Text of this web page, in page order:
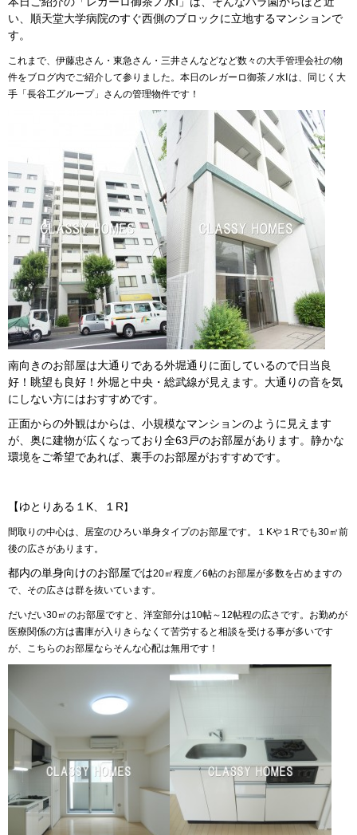
い、順天堂大学病院のすぐ西側のブロックに立地するマンションで
す。
これまで、伊藤忠さん・東急さん・三井さんなどなど数々の大手管理会社の物
件をブログ内でご紹介して参りました。本日のレガーロ御茶ノ水Ⅰ は、同じく大
手「長谷工グループ」さんの管理物件です！
南向きのお部屋は大通りである外堀通りに面しているので日当良
好！眺望も良好！外堀と中央・総武線が見えます。大通りの音を気
にしない方にはおすすめです。
正面からの外観はからは、小規模なマンションのように見えます
が、奥に建物が広くなっており全63戸のお部屋があります。静かな
環境をご希望であれば、裏手のお部屋がおすすめです。
【ゆとりある１K、１R 】
間取りの中心は、居室のひろい単身タイプのお部屋です。１Kや１Rでも30㎡前
後の広さがあります。
都内の単身向けのお部屋では20㎡程度／6帖のお部屋が多数を占めますの
で、その広さは群を抜いています。
だいだい30㎡のお部屋ですと、洋室部分は10帖～12帖程の広さです。お勤めが
医療関係の方は書庫が入りきらなくて苦労すると相談を受ける事が多いです
が、こちらのお部屋ならそんな心配は無用です！